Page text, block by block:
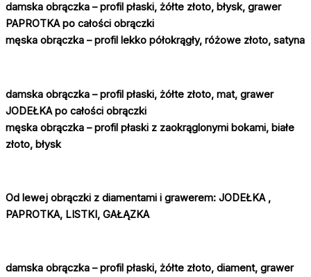
damska obrączka – profil płaski, żółte złoto, błysk, grawer
PAPROTKA po całości obrączki
męska obrączka – profil lekko półokrągły, różowe złoto, satyna
damska obrączka – profil płaski, żółte złoto, mat, grawer
JODEŁKA po całości obrączki
męska obrączka – profil płaski z zaokrąglonymi bokami, białe
złoto, błysk
Od lewej obrączki z diamentami i grawerem: JODEŁKA ,
PAPROTKA, LISTKI, GAŁĄZKA
damska obrączka – profil płaski, żółte złoto, diament, grawer